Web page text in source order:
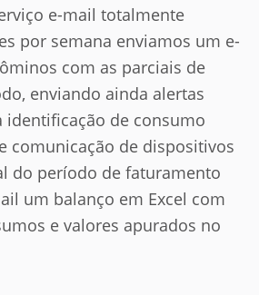
e-mail totalmente
por semana enviamos um e-
com as parciais de
enviando ainda alertas
identificação de consumo
comunicação de dispositivos
do período de faturamento
um balanço em Excel com
e valores apurados no